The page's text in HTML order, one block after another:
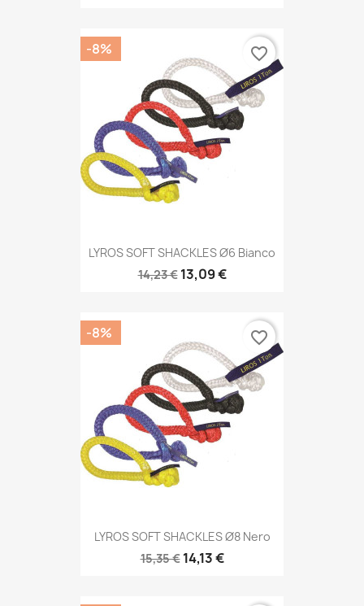
LYROS SOFT SHACKLES Ø6 Bianco
14,23 € 13,09 €
-8% favorite_border
LYROS SOFT SHACKLES Ø8 Nero
15,35 € 14,13 €
-8% favorite_border